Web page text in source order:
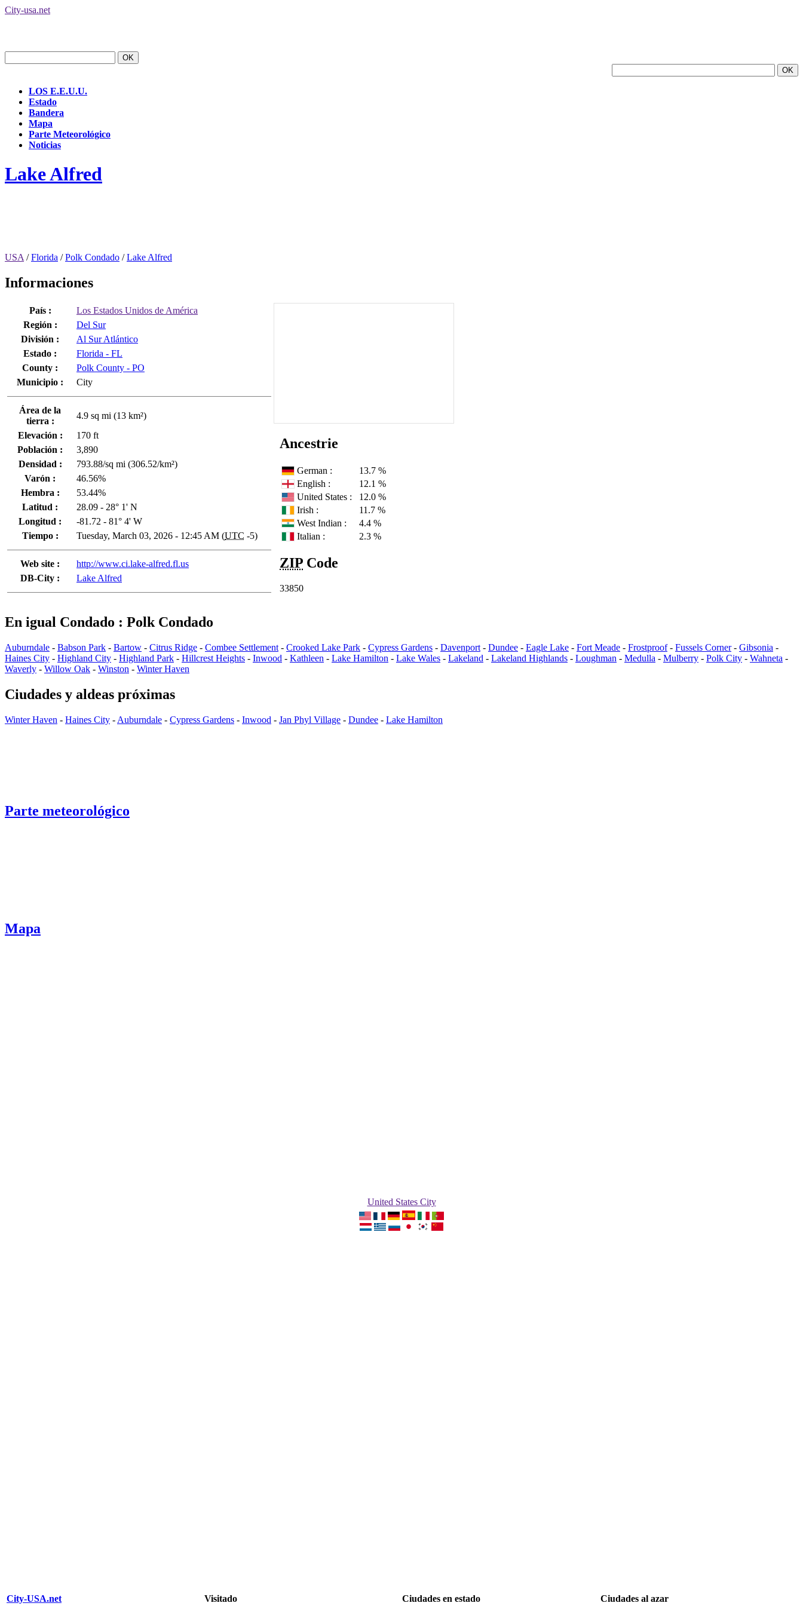
City-usa.net
LOS E.E.U.U.
Estado
Bandera
Mapa
Parte Meteorológico
Noticias
Lake Alfred
USA /Florida /Polk Condado /Lake Alfred
Informaciones
País :
Los Estados Unidos de América
Región :
Del Sur
División :
Al Sur Atlántico
Estado :
Florida - FL
County :
Polk County - PO
Municipio :
City
Área de la
tierra :
4.9 sq mi (13 km²)
Elevación :
170 ft
Población :
3,890
Densidad :
793.88/sq mi (306.52/km²)
Varón :
46.56%
Hembra :
53.44%
Latitud :
28.09 - 28° 1' N
Longitud :
-81.72 - 81° 4' W
Tiempo :
Tuesday, March 03, 2026 - 12:45 AM (UTC -5)
Web site :
http://www.ci.lake-alfred.fl.us
DB-City :
Lake Alfred
Ancestrie
German :
13.7 %
English :
12.1 %
United States :
12.0 %
Irish :
11.7 %
West Indian :
4.4 %
Italian :
2.3 %
ZIP Code
33850
En igual Condado : Polk Condado
Auburndale - Babson Park - Bartow - Citrus Ridge - Combee Settlement - Crooked Lake Park - Cypress Gardens - Davenport - Dundee - Eagle Lake - Fort Meade - Frostproof- Fussels Corner- Gibsonia -
Haines City - Highland City - Highland Park - Hillcrest Heights - Inwood - Kathleen - Lake Hamilton - Lake Wales - Lakeland - Lakeland Highlands - Loughman - Medulla - Mulberry - Polk City - Wahneta -
Waverly - Willow Oak - Winston - Winter Haven
Ciudades y aldeas próximas
Winter Haven - Haines City - Auburndale - Cypress Gardens - Inwood - Jan Phyl Village - Dundee - Lake Hamilton
Parte meteorológico
Mapa
United States City
City-USA.net Visitado Ciudades en estado Ciudades al azar